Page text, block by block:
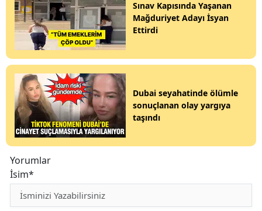
Sınav Kapısında Yaşanan
Mağduriyet Adayı İsyan
Ettirdi
Dubai seyahatinde ölümle
sonuçlanan olay yargıya
taşındı
Yorumlar
İsim*